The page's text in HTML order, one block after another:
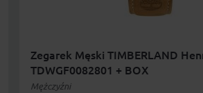
Zegarek Męski TIMBERLAND
TDWGF0082801 + BOX
Mężczyźni